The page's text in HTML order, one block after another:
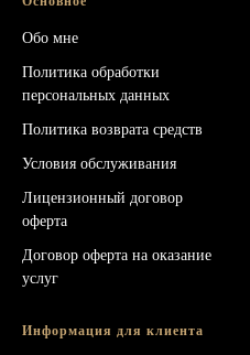
Обо мне
Политика обработки
персональных данных
Политика возврата средств
Условия обслуживания
Лицензионный договор
оферта
Договор оферта на оказание
услуг
Информация для клиента